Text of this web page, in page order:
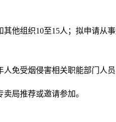
他组织10至15人；拟申请从
免受烟侵害相关职能部门人员
局推荐或邀请参加。